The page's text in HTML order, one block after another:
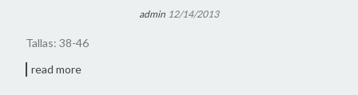
admin 12/14/2013
Tallas: 38-46
read more